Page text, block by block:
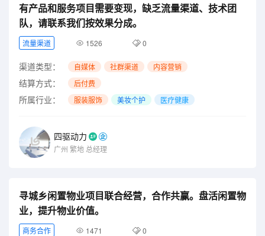
有产品和服务项目需要变现，缺乏流量渠道、技术团
队，请联系我们按效果分成。
流量渠道 1526 0
渠道类型： 自媒体 社群渠道 内容营销
结算方式： 后付费
所属行业： 服装服饰 美妆个护 医疗健康
四驱动力
广州 繁地 总经理
寻城乡闲置物业项目联合经营，合作共赢。盘活闲置物
业，提升物业价值。
商务合作 1471 0